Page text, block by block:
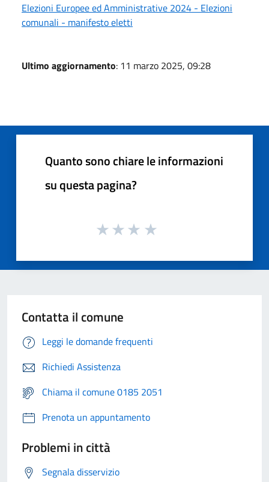
Elezioni Europee ed Amministrative 2024 - Elezioni
comunali - manifesto eletti
Ultimo aggiornamento: 11 marzo 2025, 09:28
Quanto sono chiare le informazioni
su questa pagina?
Contatta il comune
Leggi le domande frequenti
Richiedi Assistenza
Chiama il comune 0185 2051
Prenota un appuntamento
Problemi in città
Segnala disservizio